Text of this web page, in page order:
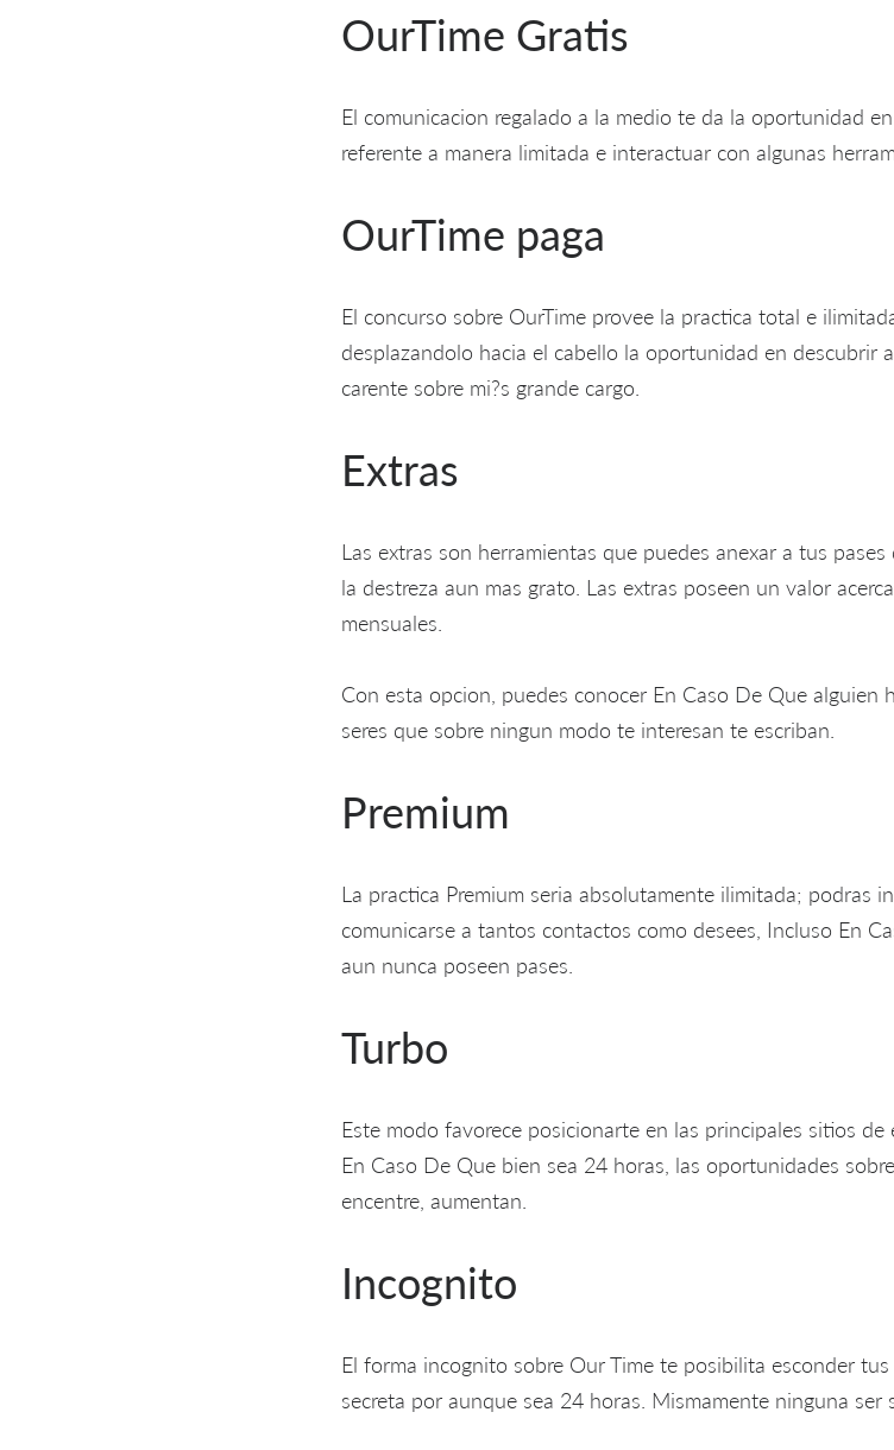
OurTime Gratis
El comunicacion regalado a la medio te da la oportunidad
referente a manera limitada e interactuar con algunas
OurTime paga
El concurso sobre OurTime provee la practica total e
desplazandolo hacia el cabello la oportunidad en descubrir
carente sobre mi?s grande cargo.
Extras
Las extras son herramientas que puedes anexar a tus
la destreza aun mas grato. Las extras poseen un valor
mensuales.
Con esta opcion, puedes conocer En Caso De Que
seres que sobre ningun modo te interesan te escriban.
Premium
La practica Premium seri­a absolutamente ilimitada; podras
comunicarse a tantos contactos como desees, Incluso En
aun nunca poseen pases.
Turbo
Este modo favorece posicionarte en las principales sitios
En Caso De Que bien sea 24 horas, las oportunidades
encentre, aumentan.
Incognito
El forma incognito sobre Our Time te posibilita esconder
secreta por aunque sea 24 horas. Mismamente ninguna